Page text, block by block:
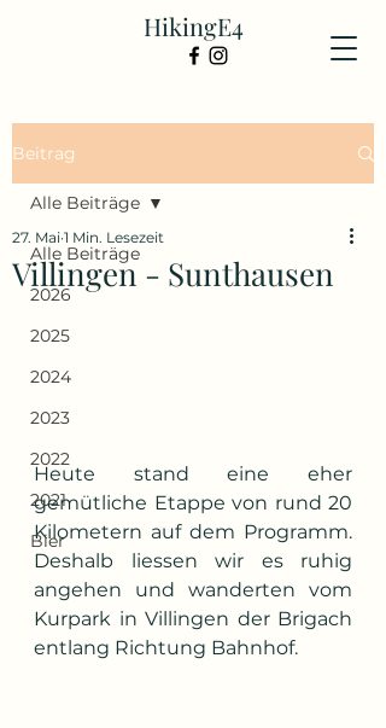
HikingE4
Beitrag
Alle Beiträge
2026
2025
2024
2023
2022
2021
Bier
Alle Beiträge
Villingen - Sunthausen
27. Mai 1 Min. Lesezeit
Heute stand eine eher
gemütliche Etappe von rund 20
Kilometern auf dem Programm.
Deshalb liessen wir es ruhig
angehen und wanderten vom
Kurpark in Villingen der Brigach
entlang Richtung Bahnhof.